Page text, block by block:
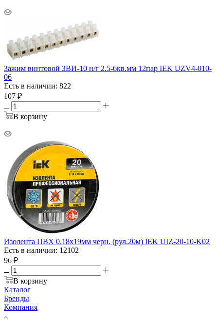
Зажим винтовой ЗВИ-10 н/г 2.5-6кв.мм 12пар IEK UZV4-010-
06
Есть в наличии: 822
107 ₽
В корзину
Изолента ПВХ 0.18х19мм черн. (рул.20м) IEK UIZ-20-10-K02
Есть в наличии: 12102
96 ₽
В корзину
Каталог
Бренды
Компания